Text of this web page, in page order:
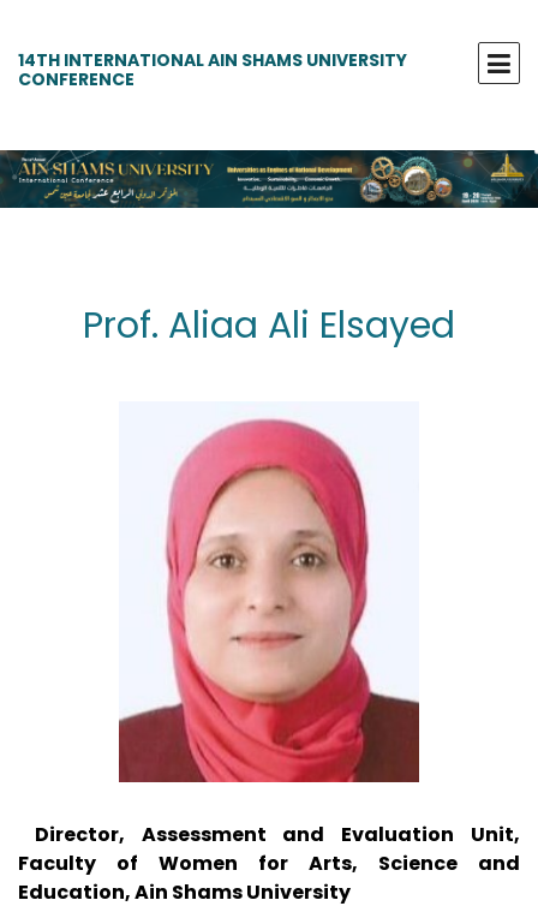
14TH INTERNATIONAL AIN SHAMS UNIVERSITY
CONFERENCE
Prof. Aliaa Ali Elsayed
Director, Assessment and Evaluation Unit,
Faculty of Women for Arts, Science and
Education, Ain Shams University